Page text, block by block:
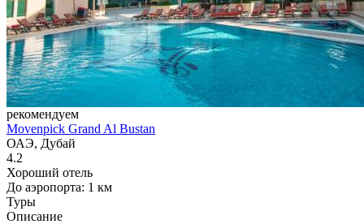
рекомендуем
Movenpick Grand Al Bustan
ОАЭ, Дубай
4.2
Хороший отель
До аэропорта: 1 км
Туры
Описание